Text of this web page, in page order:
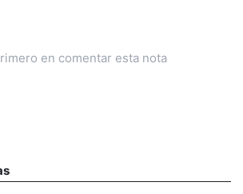
en comentar esta nota